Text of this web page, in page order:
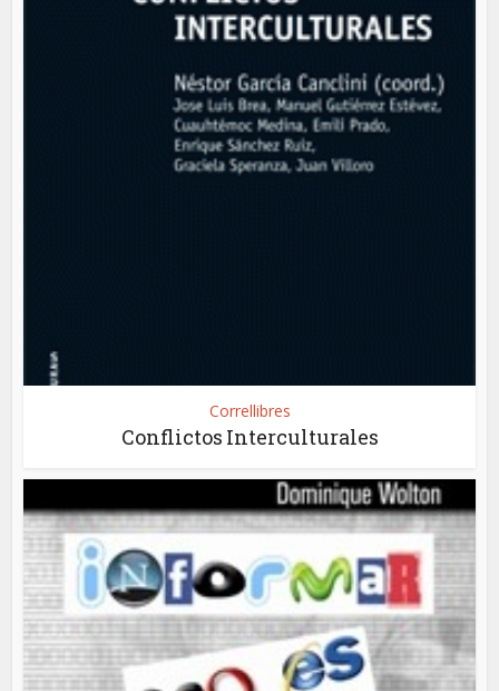
Correllibres
Conflictos Interculturales